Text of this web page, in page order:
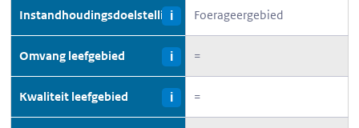
Instandhoudingsdoelstellingi Foerageergebied
Omvang leefgebied i =
Kwaliteit leefgebied i =